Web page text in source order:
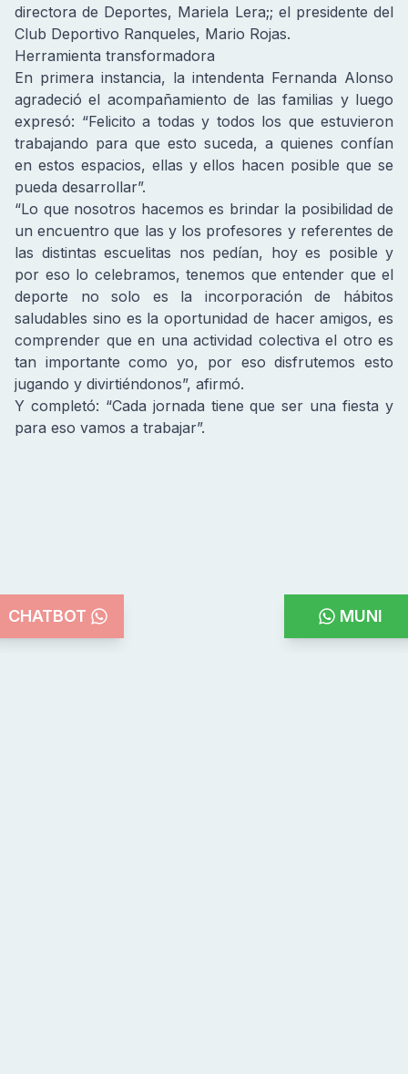
directora de Deportes, Mariela Lera;; el presidente del
Club Deportivo Ranqueles, Mario Rojas.
Herramienta transformadora
En primera instancia, la intendenta Fernanda Alonso
agradeció el acompañamiento de las familias y luego
expresó: “Felicito a todas y todos los que estuvieron
trabajando para que esto suceda, a quienes confían
en estos espacios, ellas y ellos hacen posible que se
pueda desarrollar”.
“Lo que nosotros hacemos es brindar la posibilidad de
un encuentro que las y los profesores y referentes de
las distintas escuelitas nos pedían, hoy es posible y
por eso lo celebramos, tenemos que entender que el
deporte no solo es la incorporación de hábitos
saludables sino es la oportunidad de hacer amigos, es
comprender que en una actividad colectiva el otro es
tan importante como yo, por eso disfrutemos esto
jugando y divirtiéndonos”, afirmó.
Y completó: “Cada jornada tiene que ser una fiesta y
para eso vamos a trabajar”.
CHATBOT MUNI